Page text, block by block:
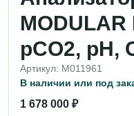
MODULAR
pCO2, pH,
Артикул: M011961
В наличии или под
1 678 000 ₽